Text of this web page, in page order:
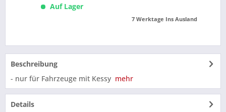
Auf Lager
7 Werktage Ins Ausland
Beschreibung
- nur für Fahrzeuge mit Kessy mehr
Details